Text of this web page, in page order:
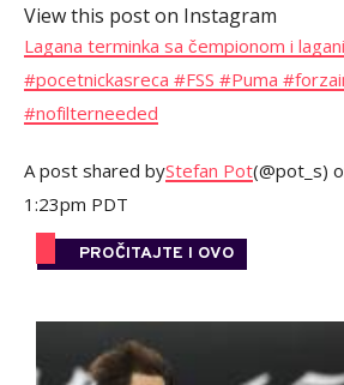
View this post on Instagram
Lagana terminka sa čempionom i
#pocetnickasreca #FSS #Puma
#nofilterneeded
A post shared byStefan Pot(@pot_s)
1:23pm PDT
PROČITAJTE I OVO